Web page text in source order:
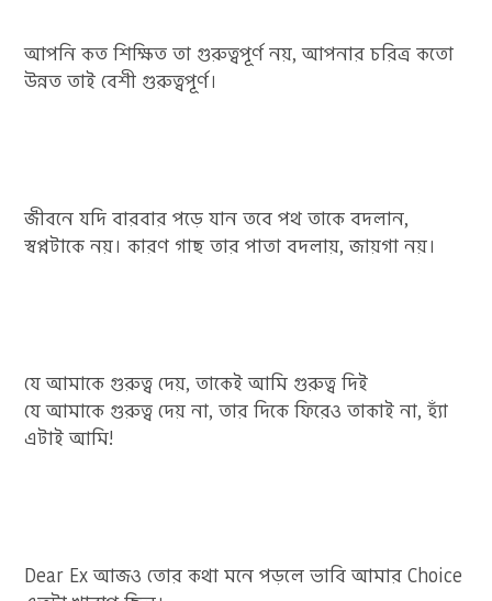
আপনি কত শিক্ষিত তা গুরুত্বপূর্ণ নয়, আপনার চরিত্র কতো
উন্নত তাই বেশী গুরুত্বপূর্ণ।
জীবনে যদি বারবার পড়ে যান তবে পথ তাকে বদলান,
স্বপ্নটাকে নয়। কারণ গাছ তার পাতা বদলায়, জায়গা নয়।
যে আমাকে গুরুত্ব দেয়, তাকেই আমি গুরুত্ব দিই
যে আমাকে গুরুত্ব দেয় না, তার দিকে ফিরেও তাকাই না, হ্যাঁ
এটাই আমি!
Dear Ex আজও তোর কথা মনে পড়লে ভাবি আমার Choice